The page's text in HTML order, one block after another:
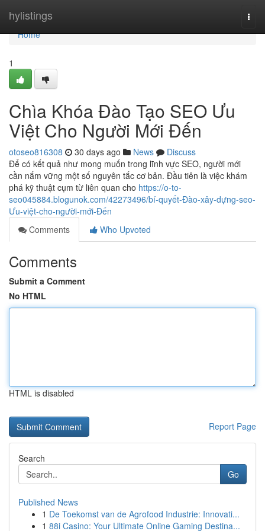
hylistings
Home
Home
1
Chìa Khóa Đào Tạo SEO Ưu
Việt Cho Người Mới Đến
otoseo816308 30 days ago News
Discuss
Để có kết quả như mong muốn trong lĩnh vực SEO, người mới
cần nắm vững một số nguyên tắc cơ bản. Đầu tiên là việc khám
phá kỹ thuật cụm từ liên quan cho https://o-to-
seo045884.blogunok.com/42273496/bí-quyết-Đào-xây-dựng-seo-
Ưu-việt-cho-người-mới-Đến
Comments
Who Upvoted
Comments
Submit a Comment
No HTML
HTML is disabled
Report Page
Search
Go
Published News
1 De Toekomst van de Agrofood Industrie: Innovati...
1 88i Casino: Your Ultimate Online Gaming Destina...